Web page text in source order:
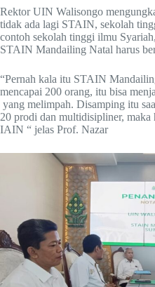
Rektor UIN Walisongo
tidak ada lagi STAIN, sekolah
contoh sekolah tinggi ilmu
STAIN Mandailing Natal harus
“Pernah kala itu STAIN
mencapai 200 orang, itu bisa
yang melimpah. Disamping itu
20 prodi dan multidisipliner, maka
IAIN “ jelas Prof. Nazar